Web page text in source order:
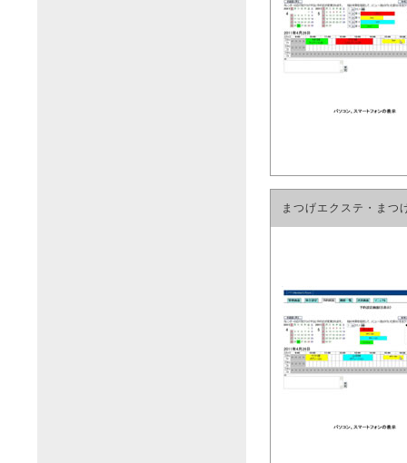
まつげエクステ・まつ